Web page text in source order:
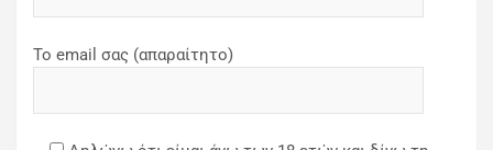
Το email σας (απαραίτητο)